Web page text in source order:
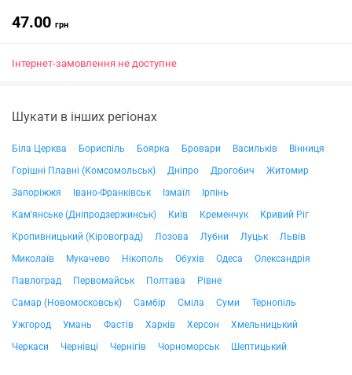
47.00 грн
Інтернет-замовлення не доступне
Шукати в інших регіонах
Біла Церква Бориспіль Боярка Бровари Васильків
Вінниця
Горішні Плавні (Комсомольськ)
Дніпро Дрогобич
Житомир
Запоріжжя
Івано-Франківськ Ізмаїл
Ірпінь
Кам'янське (Дніпродзержинськ)
Київ Кременчук
Кривий Ріг
Кропивницький (Кіровоград)
Лозова Лубни Луцьк
Львів
Миколаїв
Мукачево Нікополь Обухів Одеса
Олександрія
Павлоград
Первомайськ Полтава
Рівне
Самар (Новомосковськ)
Самбір Сміла Суми
Тернопіль
Ужгород
Умань Фастів Харків Херсон
Хмельницький
Черкаси
Чернівці Чернігів Чорноморськ Шептицький